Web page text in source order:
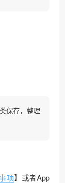
保存，整理
项】或者App